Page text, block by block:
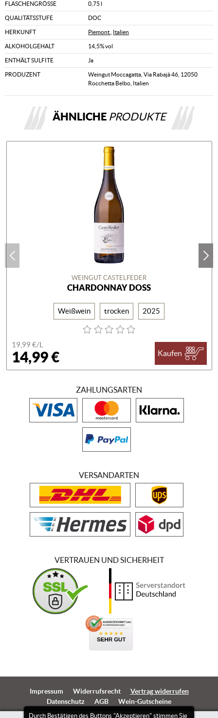
FLASCHENGRÖSSE 0,75 l
QUALITÄTSSTUFE DOC
HERKUNFT Piemont Italien
ALKOHOLGEHALT 14,5% vol
ENTHÄLT SULFITE Ja
PRODUZENT
Weingut Moccagatta, Via Rabajà 46, 12050
Rocchetta Belbo, Italien
ÄHNLICHE PRODUKTE
WEINGUT CASTELFEDER
CHARDONNAY DOSS
Weißwein trocken 2025
19,99 €/L
14,99 € Kaufen
Durch Bestätigen des Buttons "Akzeptieren" stimmen Sie
ZAHLUNGSARTEN
VERSANDARTEN
VERTRAUEN UND SICHERHEIT
Impressum Widerrufsrecht
Vertrag widerrufen
Datenschutz
AGB Wein-Gutscheine